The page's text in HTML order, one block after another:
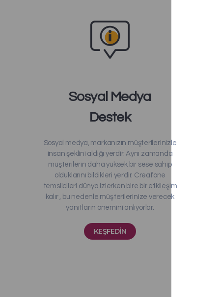
Sosyal Medya
Destek
Sosyal medya, markanızın müşterilerinizle
insan şeklini aldığı yerdir. Aynı zamanda
müşterilerin daha yüksek bir sese sahip
olduklarını bildikleri yerdir. Creafone
temsilcileri dünya izlerken bire bir etkileşim
kalır , bu nedenle müşterilerinize verecek
yanıtların önemini anlıyorlar.
KEŞFEDIN